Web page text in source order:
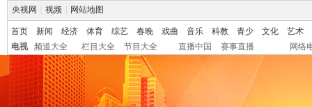
央视网 视频 网站地图
首页 新闻 经济 体育 综艺 春晚 戏曲 音乐 科教 青少 文化
艺术
电视
频道大全 栏目大全 节目大全 直播中国 赛事直播 网络